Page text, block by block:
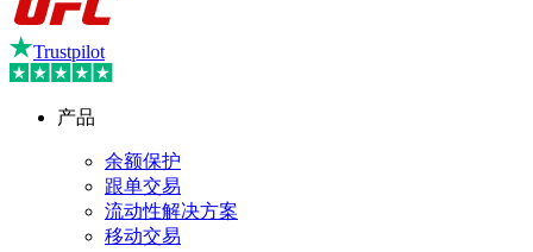
Trustpilot
产品
余额保护
跟单交易
流动性解决方案
移动交易